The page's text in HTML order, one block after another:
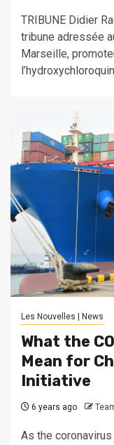
TRIBUNE Didier
tribune adressée
Marseille,
Les Nouvelles | News
What the
Mean for
Initiative
6 years ago
As the